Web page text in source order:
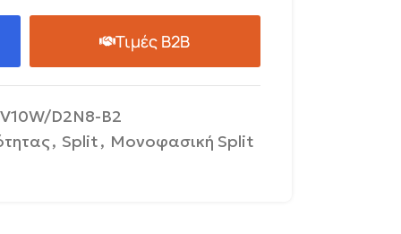
Τιμές B2B
D2N8-B2
, Split, Μονοφασική Split